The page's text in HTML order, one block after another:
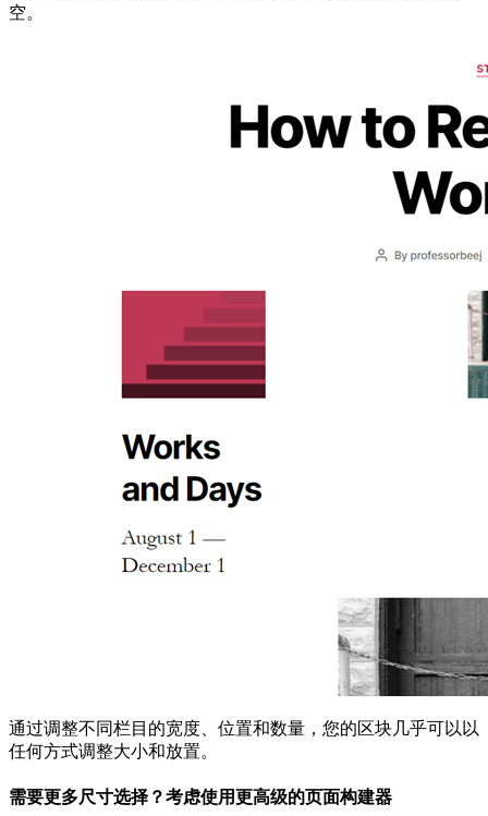
空。
通过调整不同栏目的宽度、位置和数量，您的区块几乎可以以
任何方式调整大小和放置。
需要更多尺寸选择？考虑使用更高级的页面构建器